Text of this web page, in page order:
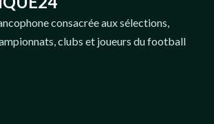
consacrée aux sélections,
clubs et joueurs du football